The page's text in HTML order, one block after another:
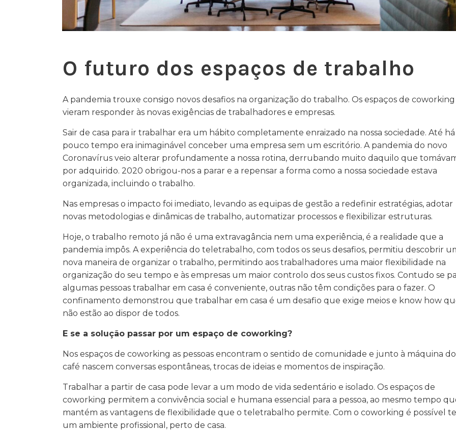
O futuro dos espaços de trabalho
A pandemia trouxe consigo novos desafios na organização do trabalho. Os espaços de coworking
vieram responder às novas exigências de trabalhadores e empresas.
Sair de casa para ir trabalhar era um hábito completamente enraizado na nossa sociedade. Até há
pouco tempo era inimaginável conceber uma empresa sem um escritório. A pandemia do novo
Coronavírus veio alterar profundamente a nossa rotina, derrubando muito daquilo que
por adquirido. 2020 obrigou-nos a parar e a repensar a forma como a nossa sociedade estava
organizada, incluindo o trabalho.
Nas empresas o impacto foi imediato, levando as equipas de gestão a redefinir estratégias, adotar
novas metodologias e dinâmicas de trabalho, automatizar processos e flexibilizar estruturas.
Hoje, o trabalho remoto já não é uma extravagância nem uma experiência, é a realidade que a
pandemia impôs. A experiência do teletrabalho, com todos os seus desafios, permitiu descobrir
nova maneira de organizar o trabalho, permitindo aos trabalhadores uma maior flexibilidade na
organização do seu tempo e às empresas um maior controlo dos seus custos fixos. Contudo se
algumas pessoas trabalhar em casa é conveniente, outras não têm condições para o fazer. O
confinamento demonstrou que trabalhar em casa é um desafio que exige meios e know how
não estão ao dispor de todos.
E se a solução passar por um espaço de coworking?
Nos espaços de coworking as pessoas encontram o sentido de comunidade e junto à máquina do
café nascem conversas espontâneas, trocas de ideias e momentos de inspiração.
Trabalhar a partir de casa pode levar a um modo de vida sedentário e isolado. Os espaços de
coworking permitem a convivência social e humana essencial para a pessoa, ao mesmo tempo
mantém as vantagens de flexibilidade que o teletrabalho permite. Com o coworking é possível
um ambiente profissional, perto de casa.